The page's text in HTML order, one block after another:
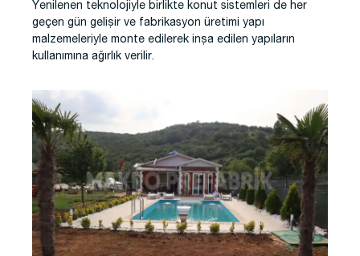
Yenilenen teknolojiyle birlikte konut sistemleri de her
geçen gün gelişir ve fabrikasyon üretimi yapı
malzemeleriyle monte edilerek inşa edilen yapıların
kullanımına ağırlık verilir.